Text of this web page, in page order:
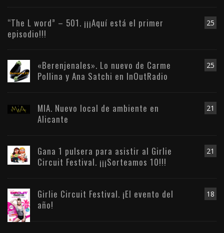
25
“The L word” – 501. ¡¡¡Aquí está el primer
episodio!!!
25
«Berenjenales». Lo nuevo de Carme
Pollina y Ana Satchi en InOutRadio
21
MIA. Nuevo local de ambiente en
Alicante
21
Gana 1 pulsera para asistir al Girlie
Circuit Festival. ¡¡¡Sorteamos 10!!!
18
Girlie Circuit Festival. ¡El evento del
año!